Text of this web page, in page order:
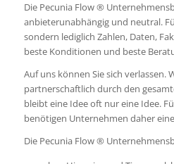
Die Pecunia Flow ®
anbieterunabhängig und neutral.
sondern lediglich Zahlen, Daten,
beste Konditionen und beste
Auf uns können Sie sich verlassen.
partnerschaftlich durch den
bleibt eine Idee oft nur eine Idee.
benötigen Unternehmen daher
Die Pecunia Flow ®